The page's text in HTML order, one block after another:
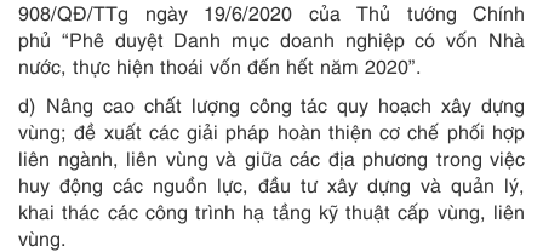
908/QĐ/TTg ngày 19/6/2020 của Thủ tướng Chính
phủ “Phê duyệt Danh mục doanh nghiệp có vốn Nhà
nước, thực hiện thoái vốn đến hết năm 2020”.
d) Nâng cao chất lượng công tác quy hoạch xây dựng
vùng; đề xuất các giải pháp hoàn thiện cơ chế phối hợp
liên ngành, liên vùng và giữa các địa phương trong việc
huy động các nguồn lực, đầu tư xây dựng và quản lý,
khai thác các công trình hạ tầng kỹ thuật cấp vùng, liên
vùng.